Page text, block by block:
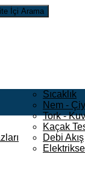
Sıcaklık
Nem -
Tork -
Kaçak
Debi Akış